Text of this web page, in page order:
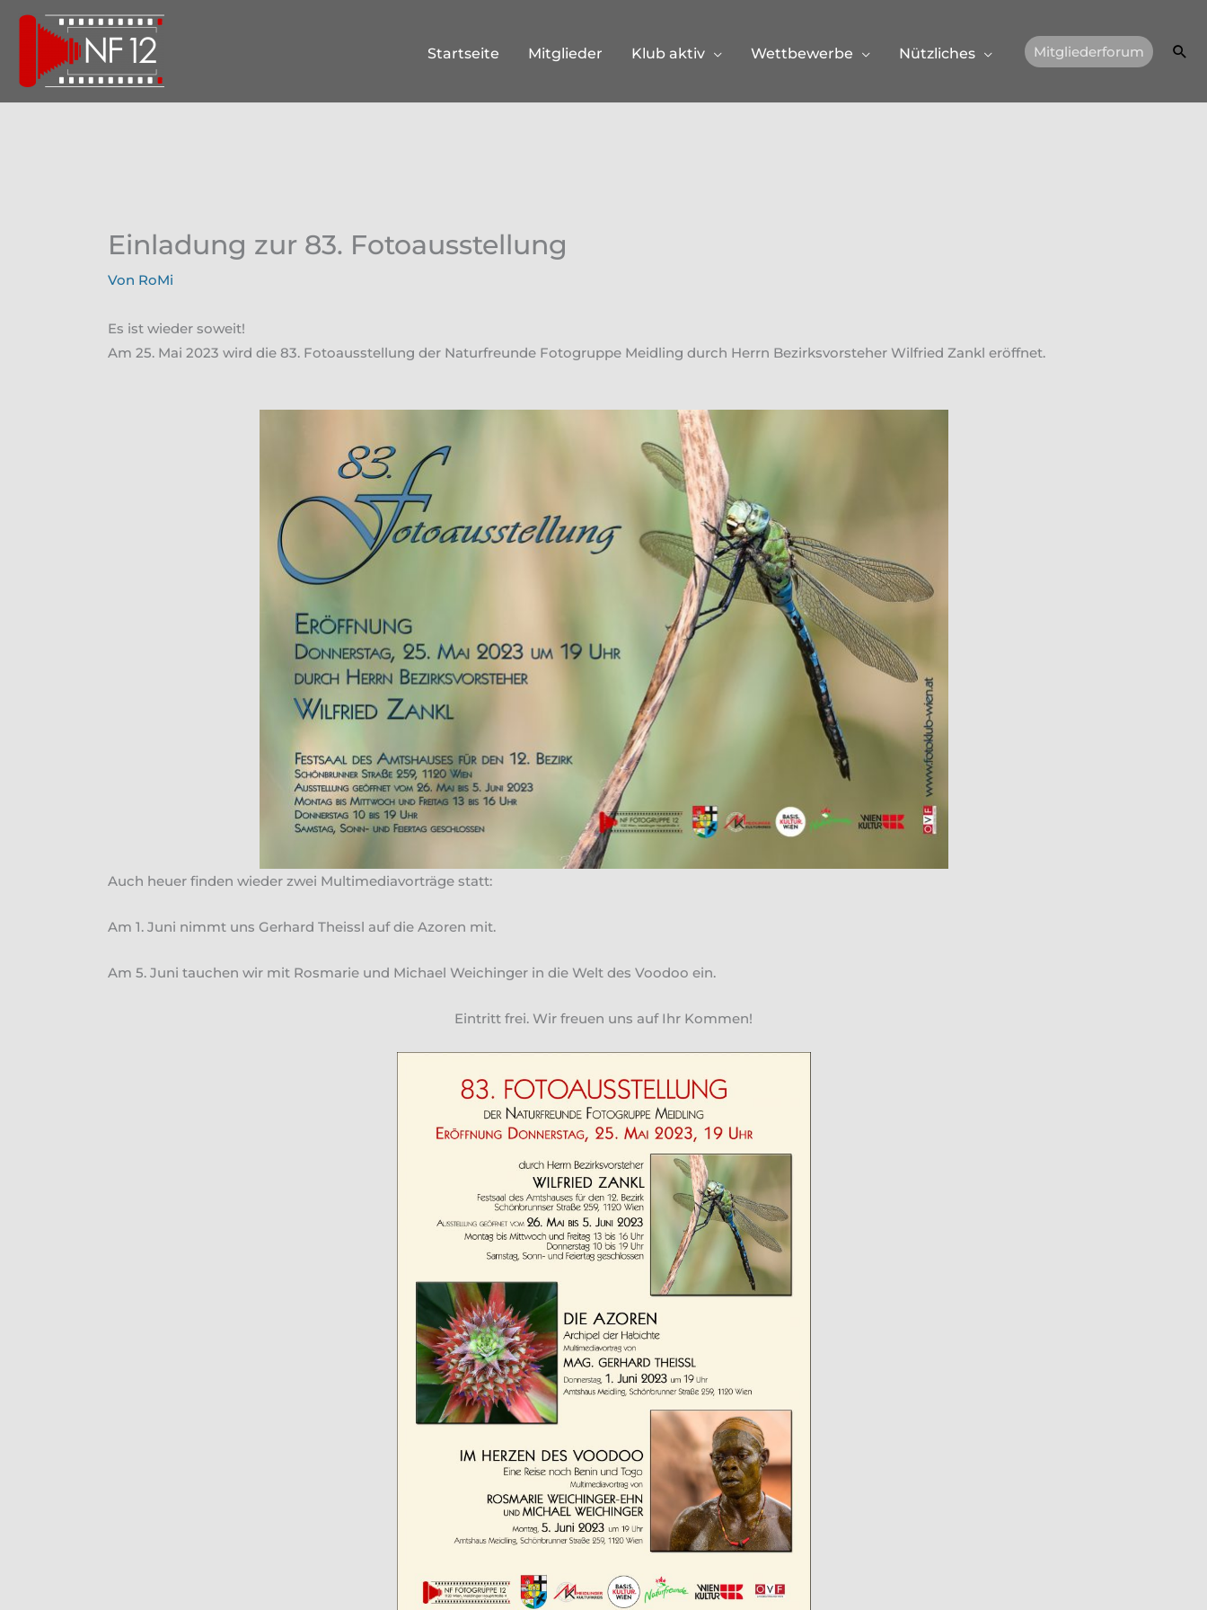
Zum
springen
Startseite Mitglieder Klub aktiv Wettbewerbe Nützliches Mitgliederforum
Einladung zur 83. Fotoausstellung
Von RoMi
Es ist wieder soweit!
Am 25. Mai 2023 wird die 83. Fotoausstellung der Naturfreunde Fotogruppe Meidling durch Herrn Bezirksvorsteher Wilfried Zankl eröffnet.
Auch heuer finden wieder zwei Multimediavorträge statt:
Am 1. Juni nimmt uns Gerhard Theissl auf die Azoren mit.
Am 5. Juni tauchen wir mit Rosmarie und Michael Weichinger in die Welt des Voodoo ein.
Eintritt frei. Wir freuen uns auf Ihr Kommen!